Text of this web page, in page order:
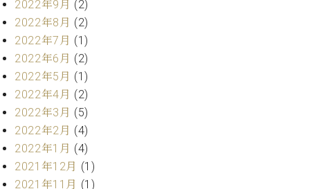
C.
ベ
ヒ
シ
ュ
イ
ン
レ
ジ
デ
ン
スタ
ジオ
空き
状況
動
画
録
サ
ー
ビ
ス
2022年9月 (2)
2022年8月 (2)
2022年7月 (1)
2022年6月 (2)
2022年5月 (1)
2022年4月 (2)
2022年3月 (5)
2022年2月 (4)
2022年1月 (4)
2021年12月 (1)
2021年11月 (1)